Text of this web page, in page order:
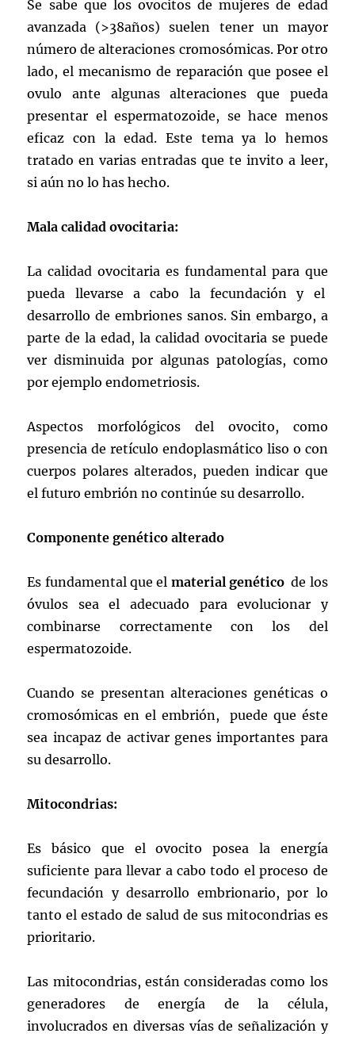
Se sabe que los ovocitos de mujeres de edad
avanzada (>38años) suelen tener un mayor
número de alteraciones cromosómicas. Por otro
lado, el mecanismo de reparación que posee el
ovulo ante algunas alteraciones que pueda
presentar el espermatozoide, se hace menos
eficaz con la edad. Este tema ya lo hemos
tratado en varias entradas que te invito a leer,
si aún no lo has hecho.
Mala calidad ovocitaria:
La calidad ovocitaria es fundamental para que
pueda llevarse a cabo la fecundación y el
desarrollo de embriones sanos. Sin embargo, a
parte de la edad, la calidad ovocitaria se puede
ver disminuida por algunas patologías, como
por ejemplo endometriosis.
Aspectos morfológicos del ovocito, como
presencia de retículo endoplasmático liso o con
cuerpos polares alterados, pueden indicar que
el futuro embrión no continúe su desarrollo.
Componente genético alterado
Es fundamental que el material genéticode los
óvulos sea el adecuado para evolucionar y
combinarse correctamente con los del
espermatozoide.
Cuando se presentan alteraciones genéticas o
cromosómicas en el embrión, puede que éste
sea incapaz de activar genes importantes para
su desarrollo.
Mitocondrias:
Es básico que el ovocito posea la energía
suficiente para llevar a cabo todo el proceso de
fecundación y desarrollo embrionario, por lo
tanto el estado de salud de sus mitocondrias es
prioritario.
Las mitocondrias, están consideradas como los
generadores de energía de la célula,
involucrados en diversas vías de señalización y